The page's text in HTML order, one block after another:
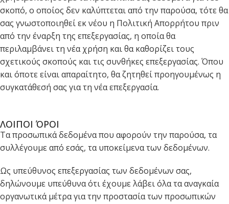
σκοπό, ο οποίος δεν καλύπτεται από την παρούσα, τότε θα
σας γνωστοποιηθεί εκ νέου η Πολιτική Απορρήτου πριν
από την έναρξη της επεξεργασίας, η οποία θα
περιλαμβάνει τη νέα χρήση και θα καθορίζει τους
σχετικούς σκοπούς και τις συνθήκες επεξεργασίας. Όπου
και όποτε είναι απαραίτητο, θα ζητηθεί προηγουμένως η
συγκατάθεσή σας για τη νέα επεξεργασία.
ΛΟΙΠΟΙ ΌΡΟΙ
Τα προσωπικά δεδομένα που αφορούν την παρούσα, τα
συλλέγουμε από εσάς, τα υποκείμενα των δεδομένων.
Ως υπεύθυνος επεξεργασίας των δεδομένων σας,
δηλώνουμε υπεύθυνα ότι έχουμε λάβει όλα τα αναγκαία
οργανωτικά μέτρα για την προστασία των προσωπικών